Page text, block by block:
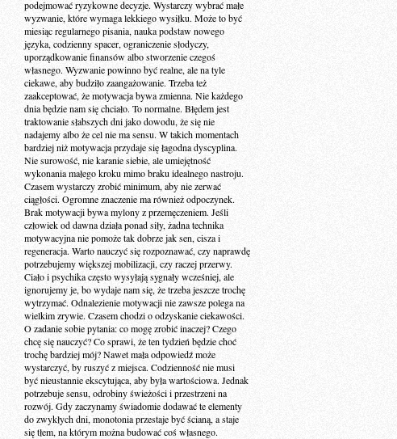
podejmować ryzykowne decyzje. Wystarczy wybrać małe
wyzwanie, które wymaga lekkiego wysiłku. Może to być
miesiąc regularnego pisania, nauka podstaw nowego
języka, codzienny spacer, ograniczenie słodyczy,
uporządkowanie finansów albo stworzenie czegoś
własnego. Wyzwanie powinno być realne, ale na tyle
ciekawe, aby budziło zaangażowanie. Trzeba też
zaakceptować, że motywacja bywa zmienna. Nie każdego
dnia będzie nam się chciało. To normalne. Błędem jest
traktowanie słabszych dni jako dowodu, że się nie
nadajemy albo że cel nie ma sensu. W takich momentach
bardziej niż motywacja przydaje się łagodna dyscyplina.
Nie surowość, nie karanie siebie, ale umiejętność
wykonania małego kroku mimo braku idealnego nastroju.
Czasem wystarczy zrobić minimum, aby nie zerwać
ciągłości. Ogromne znaczenie ma również odpoczynek.
Brak motywacji bywa mylony z przemęczeniem. Jeśli
człowiek od dawna działa ponad siły, żadna technika
motywacyjna nie pomoże tak dobrze jak sen, cisza i
regeneracja. Warto nauczyć się rozpoznawać, czy naprawdę
potrzebujemy większej mobilizacji, czy raczej przerwy.
Ciało i psychika często wysyłają sygnały wcześniej, ale
ignorujemy je, bo wydaje nam się, że trzeba jeszcze trochę
wytrzymać. Odnalezienie motywacji nie zawsze polega na
wielkim zrywie. Czasem chodzi o odzyskanie ciekawości.
O zadanie sobie pytania: co mogę zrobić inaczej? Czego
chcę się nauczyć? Co sprawi, że ten tydzień będzie choć
trochę bardziej mój? Nawet mała odpowiedź może
wystarczyć, by ruszyć z miejsca. Codzienność nie musi
być nieustannie ekscytująca, aby była wartościowa. Jednak
potrzebuje sensu, odrobiny świeżości i przestrzeni na
rozwój. Gdy zaczynamy świadomie dodawać te elementy
do zwykłych dni, monotonia przestaje być ścianą, a staje
się tłem, na którym można budować coś własnego.